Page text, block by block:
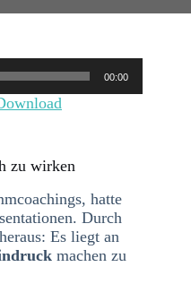
00:00
zu wirken
hatte
Durch
Es liegt an
machen zu